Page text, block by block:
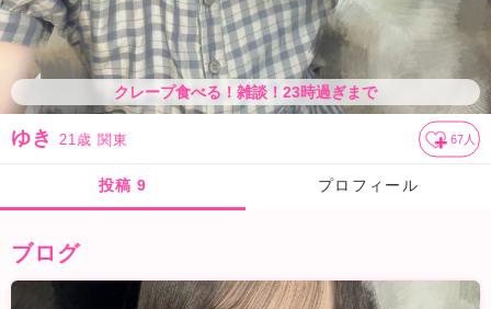
クレープ食べる！雑談！23時過ぎまで
ゆき 21歳 関東 67 人
投稿 9 プロフィール
ブログ